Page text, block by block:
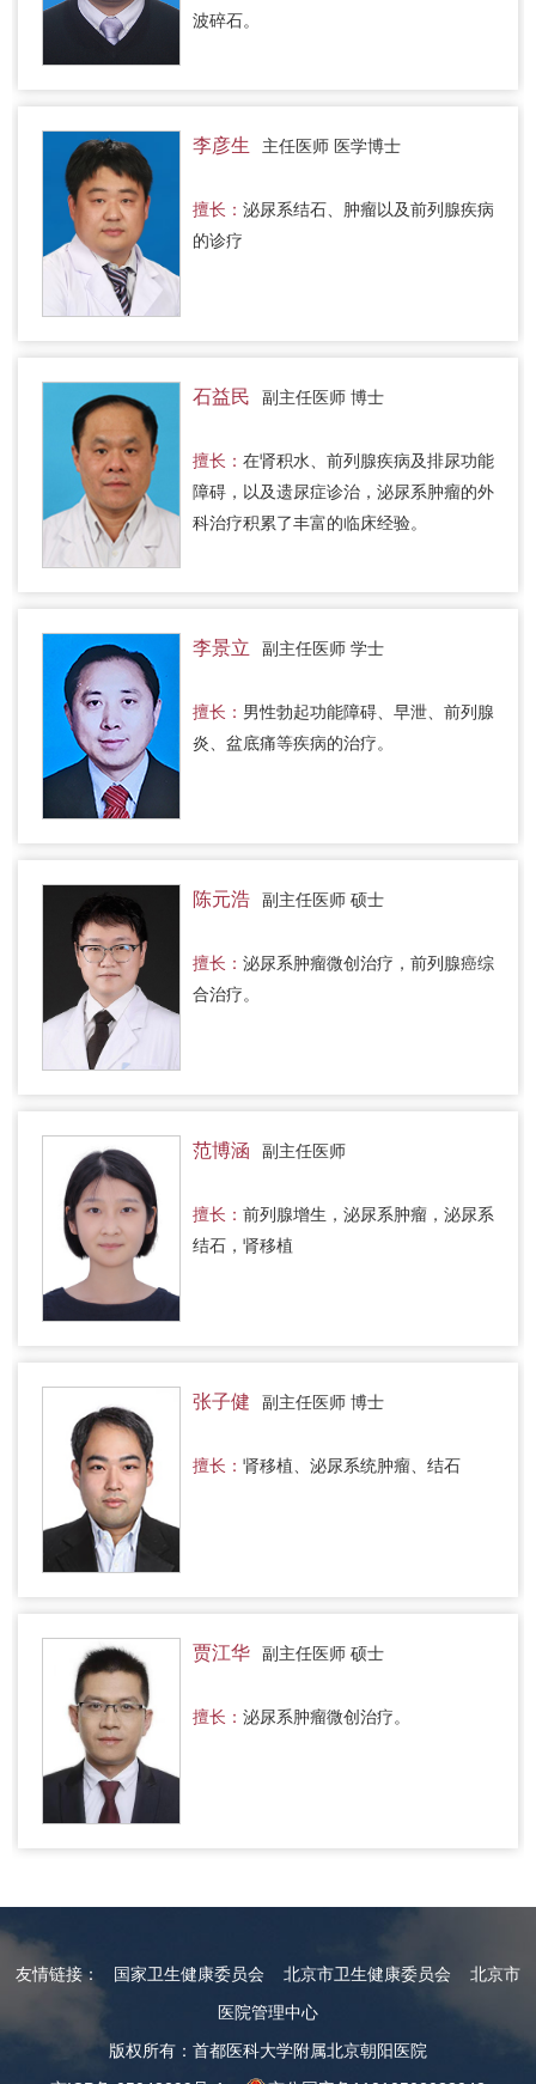
波碎石。
李彦生 主任医师 医学博士
擅长： 泌尿系结石、肿瘤以及前列腺疾病
的诊疗
石益民 副主任医师 博士
擅长： 在肾积水、前列腺疾病及排尿功能
障碍，以及遗尿症诊治，泌尿系肿瘤的外
科治疗积累了丰富的临床经验。
李景立 副主任医师 学士
擅长： 男性勃起功能障碍、早泄、前列腺
炎、盆底痛等疾病的治疗。
陈元浩 副主任医师 硕士
擅长： 泌尿系肿瘤微创治疗，前列腺癌综
合治疗。
范博涵 副主任医师
擅长： 前列腺增生，泌尿系肿瘤，泌尿系
结石，肾移植
张子健 副主任医师 博士
擅长： 肾移植、泌尿系统肿瘤、结石
贾江华 副主任医师 硕士
擅长： 泌尿系肿瘤微创治疗。
友情链接： 国家卫生健康委员会 北京市卫生健康委员会
北京市
医院管理中心
版权所有：首都医科大学附属北京朝阳医院